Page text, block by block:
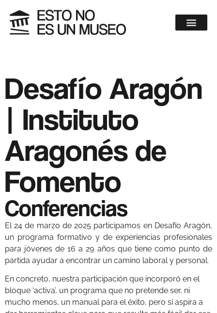
Desafío Aragón
| Instituto
Aragonés de
Fomento
Conferencias
El 24 de marzo de 2025 participamos en Desafío Aragón,
un programa formativo y de experiencias profesionales
para jóvenes de 16 a 29 años que tiene como punto de
partida ayudar a encontrar un camino laboral y personal.
En concreto, nuestra participación que incorporó en el
bloque ‘activa’, un programa que no pretende ser, ni
mucho menos, un manual para el éxito, pero sí aspira a